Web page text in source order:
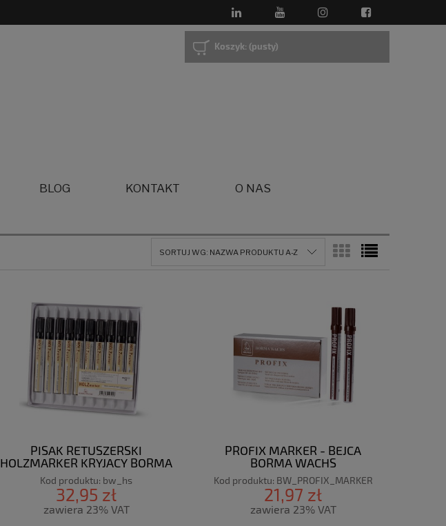
Koszyk: (pusty)
BLOG KONTAKT O NAS
SORTUJ WG: NAZWA PRODUKTU A-Z
PISAK RETUSZERSKI
HOLZMARKER KRYJACY BORMA
WACHS
Kod produktu: bw_hs
32,95 zł
zawiera 23% VAT
PROFIX MARKER - BEJCA
BORMA WACHS
Kod produktu: BW_PROFIX_MARKER
21,97 zł
zawiera 23% VAT